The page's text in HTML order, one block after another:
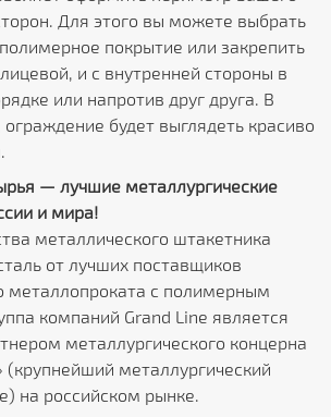
Для этого вы можете выбрать
покрытие или закрепить
и с внутренней стороны в
или напротив друг друга. В
будет выглядеть красиво
— лучшие металлургические
и мира!
металлического штакетника
от лучших поставщиков
металлопроката с полимерным
компаний Grand Line является
металлургического концерна
металлургический
на российском рынке.